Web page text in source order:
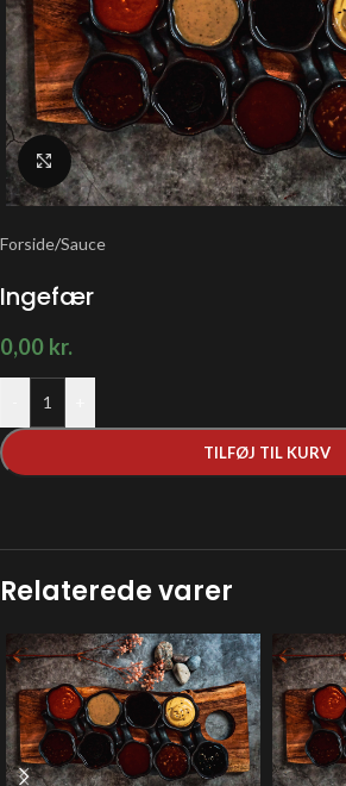
Klik for at forstørre
Forside/Sauce
Ingefær
0,00 kr.
TILFØJ TIL KURV
Relaterede varer